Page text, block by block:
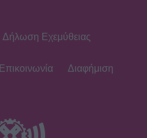
Δήλωση Εχεμύθειας
Επικοινωνία Διαφήμιση